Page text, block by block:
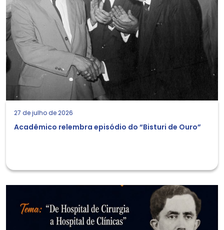
27 de julho de 2026
Acadêmico relembra episódio do “Bisturi de Ouro”